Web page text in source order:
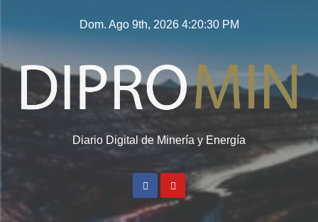
Dom. Ago 9th, 2026 4:20:31 PM
Diario Digital de Minería y Energía